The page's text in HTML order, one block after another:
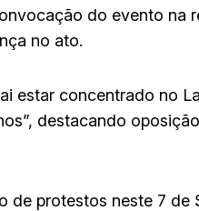
do evento na
no ato.
estar concentrado no
destacando
de protestos neste 7 de